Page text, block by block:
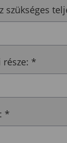
szükséges
része: *
*